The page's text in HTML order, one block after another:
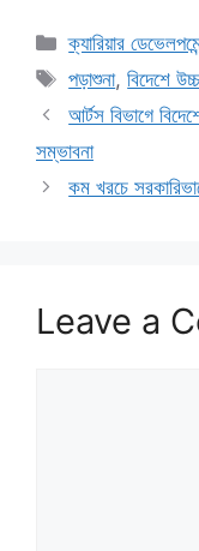
Categories
ক্যারিয়ার
Tags
পড়াশুনা,বিদেশে
আর্টস বিভাগে
সম্ভাবনা
কম খরচে
Leave a